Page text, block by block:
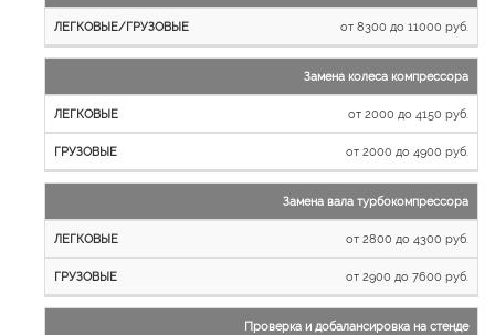
от 8300 до 11000 руб.
Замена колеса компрессора
от 2000 до 4150 руб.
от 2000 до 4900 руб.
Замена вала турбокомпрессора
от 2800 до 4300 руб.
от 2900 до 7600 руб.
Проверка и добалансировка на стенде